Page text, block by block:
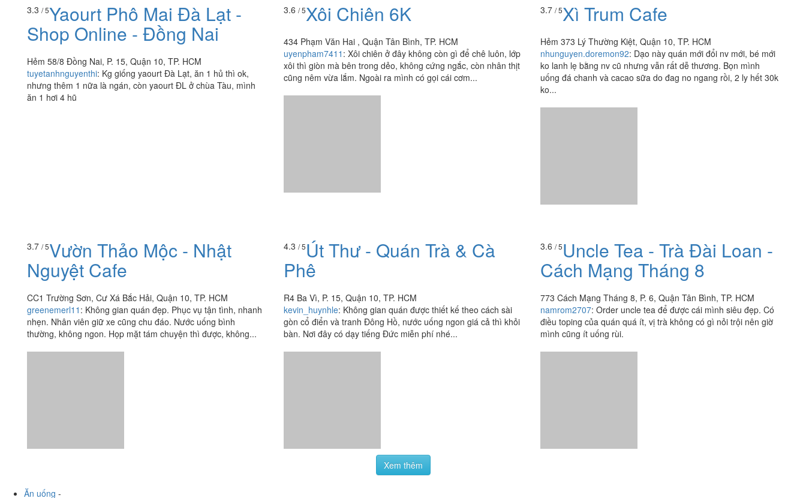
3.3 / 5Yaourt Phô Mai Đà Lạt -
Shop Online - Đồng Nai
Hẻm 58/8 Đồng Nai, P. 15, Quận 10, TP. HCM
tuyetanhnguyenthi: Kg giống yaourt Đà Lạt, ăn 1 hủ thì ok,
nhưng thêm 1 nữa là ngán, còn yaourt ĐL ở chùa Tàu, mình
ăn 1 hơi 4 hũ
3.6 / 5Xôi Chiên 6K
434 Phạm Văn Hai , Quận Tân Bình, TP. HCM
uyenpham7411 : Xôi chiên ở đây không còn gì để chê luôn, lớp
xôi thì giòn mà bên trong dẻo, không cứng ngắc, còn nhân thịt
cũng nêm vừa lắm. Ngoài ra mình có gọi cái cơm...
3.7 / 5Xì Trum Cafe
Hẻm 373 Lý Thường Kiệt, Quận 10, TP. HCM
nhunguyen.doremon92: Dạo này quán mới đổi nv mới, bé mới
ko lanh lẹ bằng nv cũ nhưng vẫn rất dễ thương. Bọn mình
uống đá chanh và cacao sữa do đag no ngang rồi, 2 ly hết 30k
ko...
CC1 Trường Sơn, Cư Xá Bắc Hải, Quận 10, TP. HCM
greenemerl11: Không gian quán đẹp. Phục vụ tận tình, nhanh
thường, không ngon. Họp mặt tám chuyện thì được, không...
Phê
R4 Ba Vì, P. 15, Quận 10, TP. HCM
kevin_huynhle
bàn. Nơi đây có dạy tiếng Đức miễn phí nhé...
773 Cách Mạng Tháng 8, P. 6, Quận Tân Bình, TP. HCM
namrom2707:Order uncle tea để được cái mình siêu đẹp. Có
mình cũng ít uống rùi.
Làm đẹp -